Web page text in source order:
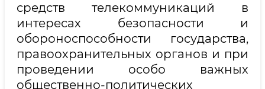
средств телекоммуникаций в
интересах безопасности и
обороноспособности государства,
правоохранительных органов и при
проведении особо важных
общественно-политических